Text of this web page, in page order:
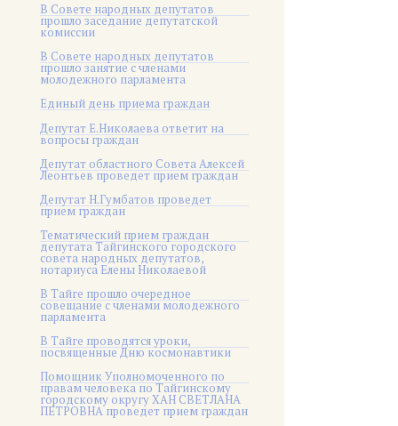
В Совете народных депутатов
прошло заседание депутатской
комиссии
В Совете народных депутатов
прошло занятие с членами
молодежного парламента
Единый день приема граждан
Депутат Е.Николаева ответит на
вопросы граждан
Депутат областного Совета Алексей
Леонтьев проведет прием граждан
Депутат Н.Гумбатов проведет
прием граждан
Тематический прием граждан
депутата Тайгинского городского
совета народных депутатов,
нотариуса Елены Николаевой
В Тайге прошло очередное
совещание с членами молодежного
парламента
В Тайге проводятся уроки,
посвященные Дню космонавтики
Помощник Уполномоченного по
правам человека по Тайгинскому
городскому округу ХАН СВЕТЛАНА
ПЕТРОВНА проведет прием граждан